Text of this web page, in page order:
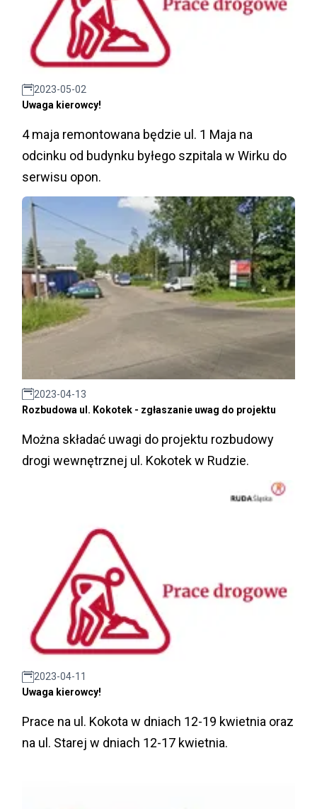
2023-05-02
Uwaga kierowcy!
4 maja remontowana będzie ul. 1 Maja na
odcinku od budynku byłego szpitala w Wirku do
serwisu opon.
2023-04-13
Rozbudowa ul. Kokotek - zgłaszanie uwag do projektu
Można składać uwagi do projektu rozbudowy
drogi wewnętrznej ul. Kokotek w Rudzie.
2023-04-11
Uwaga kierowcy!
Prace na ul. Kokota w dniach 12-19 kwietnia oraz
na ul. Starej w dniach 12-17 kwietnia.